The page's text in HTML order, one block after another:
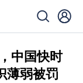
中国快时
薄弱被罚